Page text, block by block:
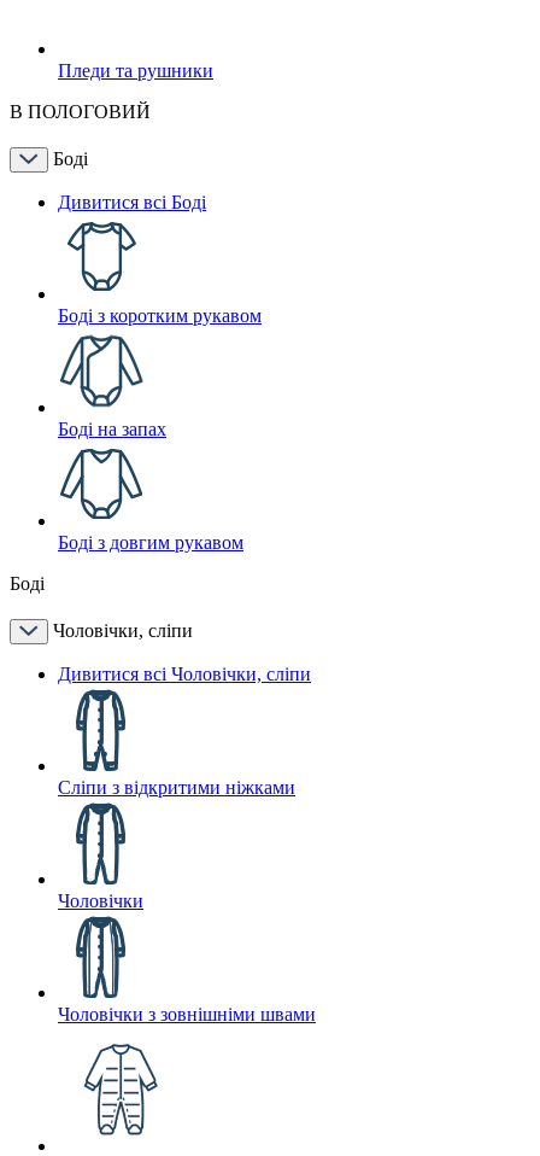
Пледи та рушники
В ПОЛОГОВИЙ
Боді
Дивитися всі Боді
Боді з коротким рукавом
Боді на запах
Боді з довгим рукавом
Боді
Чоловічки, сліпи
Дивитися всі Чоловічки, сліпи
Сліпи з відкритими ніжками
Чоловічки
Чоловічки з зовнішніми швами